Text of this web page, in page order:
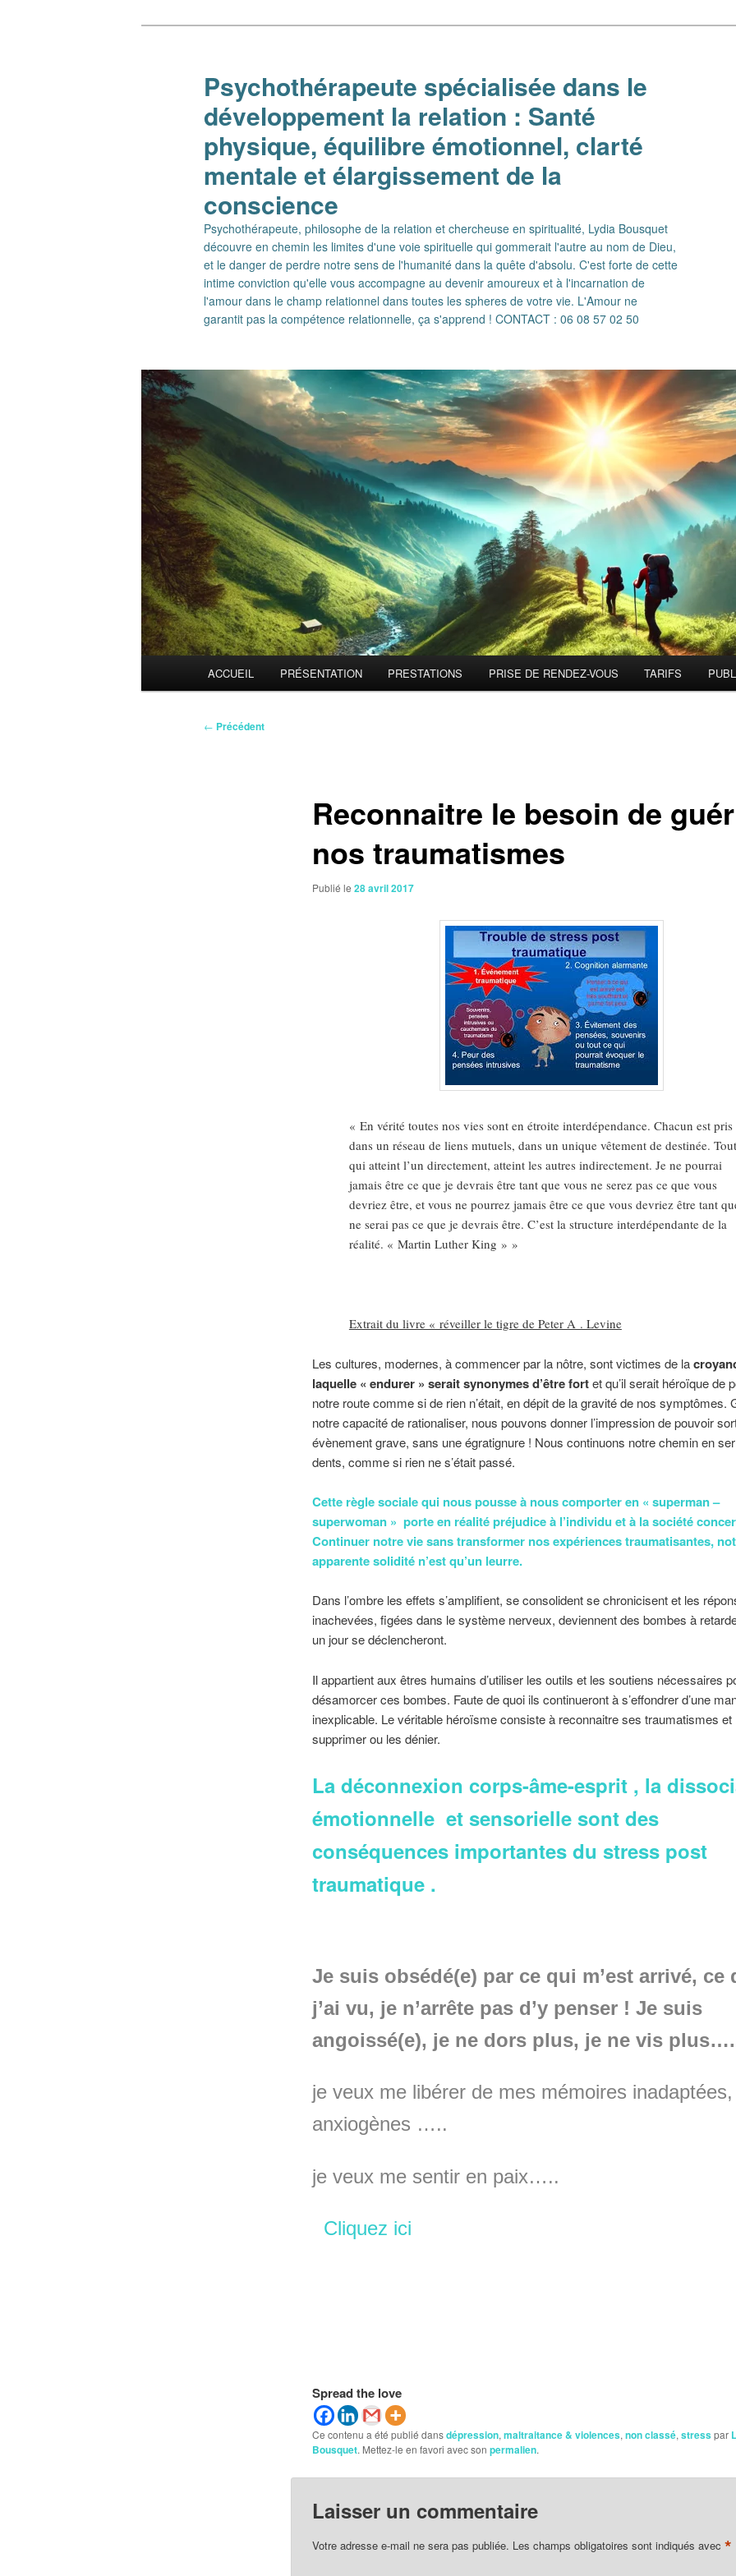
Psychothérapeute spécialisée dans le
développement la relation : Santé
physique, équilibre émotionnel, clarté
mentale et élargissement de la
conscience
Psychothérapeute, philosophe de la relation et chercheuse en spiritualité, Lydia Bousquet
découvre en chemin les limites d'une voie spirituelle qui gommerait l'autre au nom de Dieu,
et le danger de perdre notre sens de l'humanité dans la quête d'absolu. C'est forte de cette
intime conviction qu'elle vous accompagne au devenir amoureux et à l'incarnation de
l'amour dans le champ relationnel dans toutes les spheres de votre vie. L'Amour ne
garantit pas la compétence relationnelle, ça s'apprend ! CONTACT : 06 08 57 02 50
ACCUEIL PRÉSENTATION PRESTATIONS PRISE DE RENDEZ-VOUS TARIFS
Navigation
← Précédent
Reconnaitre le besoin de
nos traumatismes
Publié le 28 avril 2017
« En vérité toutes nos vies sont en étroite interdépendance. Chacun est pris
dans un réseau de liens mutuels, dans un unique vêtement de destinée.
qui atteint l’un directement, atteint les autres indirectement. Je ne pourrai
jamais être ce que je devrais être tant que vous ne serez pas ce que vous
devriez être, et vous ne pourrez jamais être ce que vous devriez être tant
ne serai pas ce que je devrais être. C’est la structure interdépendante de la
réalité. « Martin Luther King » »
Extrait du livre « réveiller le tigre de Peter A . Levine
Les cultures, modernes, à commencer par la nôtre, sont victimes de la
laquelle « endurer » serait synonymes d’être fortet qu’il serait héroïque de
notre route comme si de rien n’était, en dépit de la gravité de nos symptômes.
notre capacité de rationaliser, nous pouvons donner l’impression de pouvoir
évènement grave, sans une égratignure ! Nous continuons notre chemin en
dents, comme si rien ne s’était passé.
Cette règle sociale qui nous pousse à nous comporter en « superman –
superwoman » porte en réalité préjudice à l’individu et à la société
Continuer notre vie sans transformer nos expériences traumatisantes,
apparente solidité n’est qu’un leurre.
Dans l’ombre les effets s’amplifient, se consolident se chronicisent et les
inachevées, figées dans le système nerveux, deviennent des bombes à
un jour se déclencheront.
Il appartient aux êtres humains d’utiliser les outils et les soutiens nécessaires
désamorcer ces bombes. Faute de quoi ils continueront à s’effondrer d’une
inexplicable. Le véritable héroïsme consiste à reconnaitre ses traumatismes et
supprimer ou les dénier.
La déconnexion corps-âme-esprit , la
émotionnelle et sensorielle sont des
conséquences importantes du stress post
traumatique .
Je suis obsédé(e) par ce qui m’est arrivé, ce
j’ai vu, je n’arrête pas d’y penser ! Je suis
angoissé(e), je ne dors plus, je ne vis plus….
je veux me libérer de mes mémoires inadaptées,
anxiogènes …..
je veux me sentir en paix…..
Cliquez ici
Spread the love
Ce contenu a été publié dansdépression,maltraitance & violences,non classé,stresspar
Bousquet. Mettez-le en favori avec son permalien.
Laisser un commentaire
Votre adresse e-mail ne sera pas publiée. Les champs obligatoires sont indiqués avec *